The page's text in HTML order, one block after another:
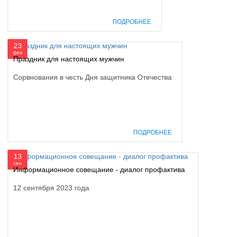
ПОДРОБНЕЕ
23
фев
Праздник для настоящих мужчин
Сорвнования в честь Дня защитника Отечества
ПОДРОБНЕЕ
13
сен
Информационное совещание - диалог профактива
12 сентября 2023 года